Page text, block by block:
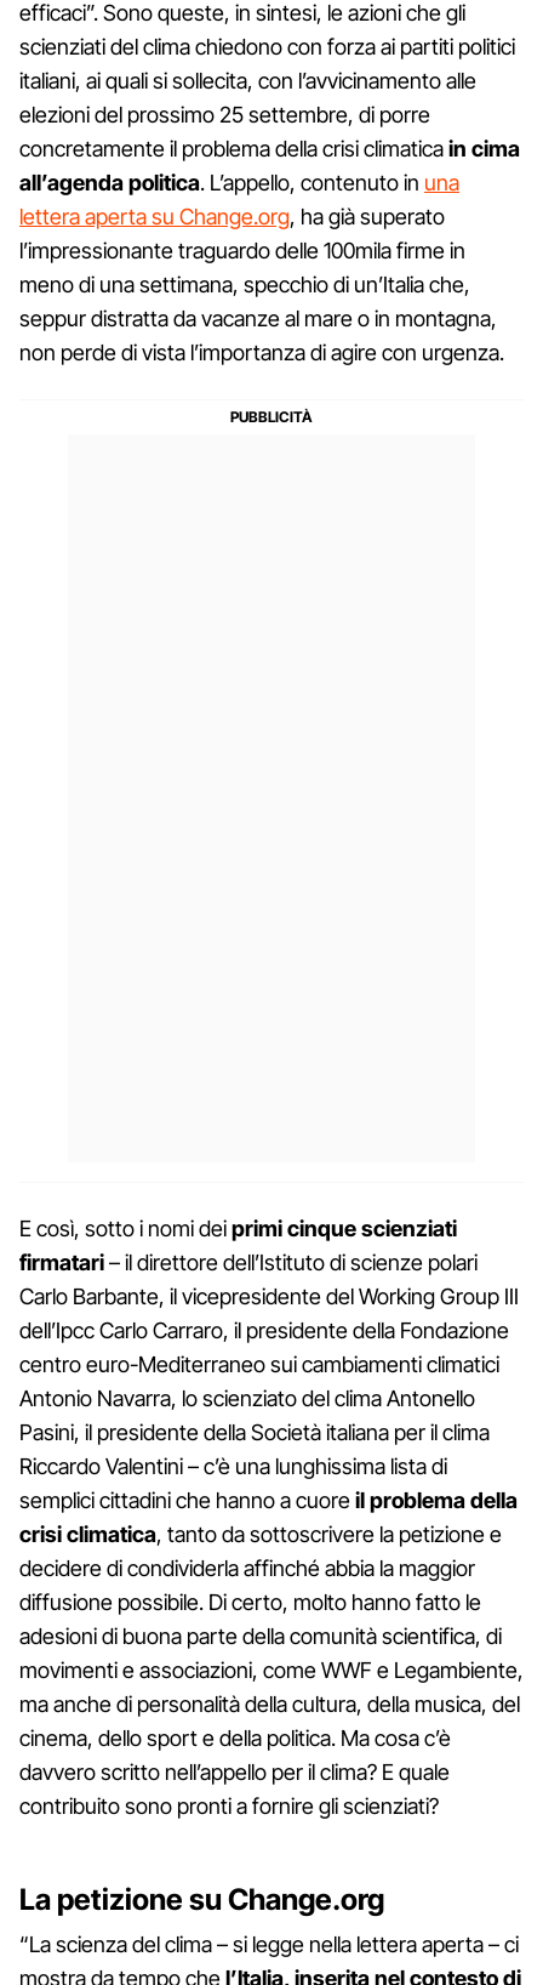
efficaci”. Sono queste, in sintesi, le azioni che gli
scienziati del clima chiedono con forza ai partiti politici
italiani, ai quali si sollecita, con l’avvicinamento alle
elezioni del prossimo 25 settembre, di porre
concretamente il problema della crisi climaticain cima
all’agenda politica. L’appello, contenuto in una
lettera aperta su Change.org, ha già superato
l’impressionante traguardo delle 100mila firme in
meno di una settimana, specchio di un’Italia che,
seppur distratta da vacanze al mare o in montagna,
non perde di vista l’importanza di agire con urgenza.
E così, sotto i nomi deiprimi cinque scienziati
firmatari– il direttore dell’Istituto di scienze polari
Carlo Barbante, il vicepresidente del Working Group III
dell’Ipcc Carlo Carraro, il presidente della Fondazione
centro euro-Mediterraneo sui cambiamenti climatici
Antonio Navarra, lo scienziato del clima Antonello
Pasini, il presidente della Società italiana per il clima
Riccardo Valentini – c’è una lunghissima lista di
semplici cittadini che hanno a cuoreil problema della
crisi climatica, tanto da sottoscrivere la petizione e
decidere di condividerla affinché abbia la maggior
diffusione possibile. Di certo, molto hanno fatto le
adesioni di buona parte della comunità scientifica, di
movimenti e associazioni, come WWF e Legambiente,
ma anche di personalità della cultura, della musica, del
cinema, dello sport e della politica. Ma cosa c’è
davvero scritto nell’appello per il clima? E quale
contribuito sono pronti a fornire gli scienziati?
La petizione su Change.org
“La scienza del clima – si legge nella lettera aperta – ci
mostra da tempo chel’Italia, inserita nel contesto di